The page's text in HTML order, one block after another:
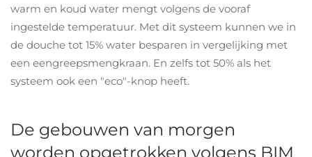
warm en koud water mengt volgens de vooraf
ingestelde temperatuur. Met dit systeem kunnen we in
de douche tot 15% water besparen in vergelijking met
een eengreepsmengkraan. En zelfs tot 50% als het
systeem ook een "eco"-knop heeft.
De gebouwen van morgen
worden opgetrokken volgens BIM